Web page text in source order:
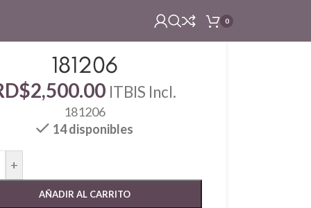
0
181206
2,500.00 ITBIS Incl.
181206
14 disponibles
+
AÑADIR AL CARRITO